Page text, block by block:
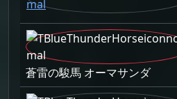
蒼雷の駿馬 オーマサンダ